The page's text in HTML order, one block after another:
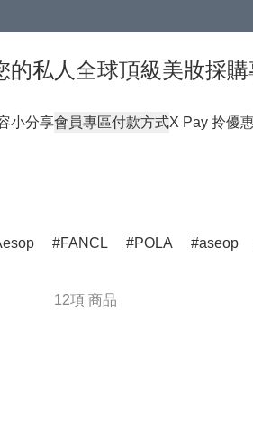
的私人全球頂級美妝採購
小分享會員專區付款方式X Pay 拎優
FANCL POLA aseop
12項 商品